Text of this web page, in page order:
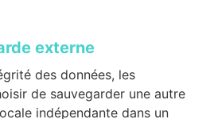
externe
des données, les
de sauvegarder une autre
indépendante dans un